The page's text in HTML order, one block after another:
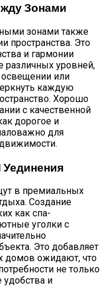
Зонами
зонами также
пространства. Это
и гармонии
различных уровней,
или
каждую
Хорошо
с качественной
дорогое и
для
в премиальных
Создание
как спа-
уголки с
Это добавляет
домов ожидают, что
не только
удобства и